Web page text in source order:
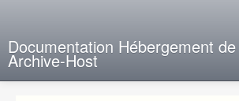
Documentation Hébergement
Archive-Host